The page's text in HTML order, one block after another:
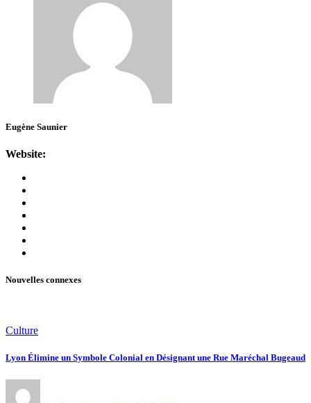
Eugène Saunier
Website:
Nouvelles connexes
Culture
Lyon Élimine un Symbole Colonial en Désignant une Rue Maréchal Bugeaud